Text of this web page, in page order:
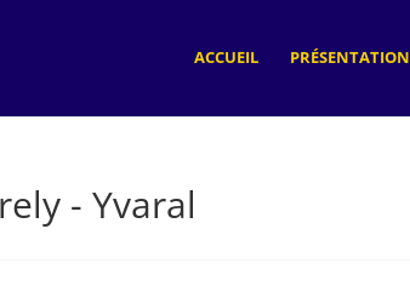
ACCUEIL PRÉSENTATION
- Yvaral